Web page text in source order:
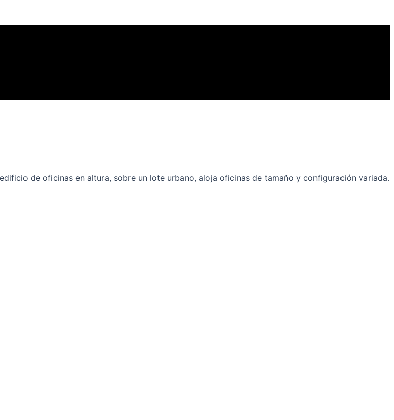
de oficinas en altura, sobre un lote urbano, aloja oficinas de tamaño y configuración variada.